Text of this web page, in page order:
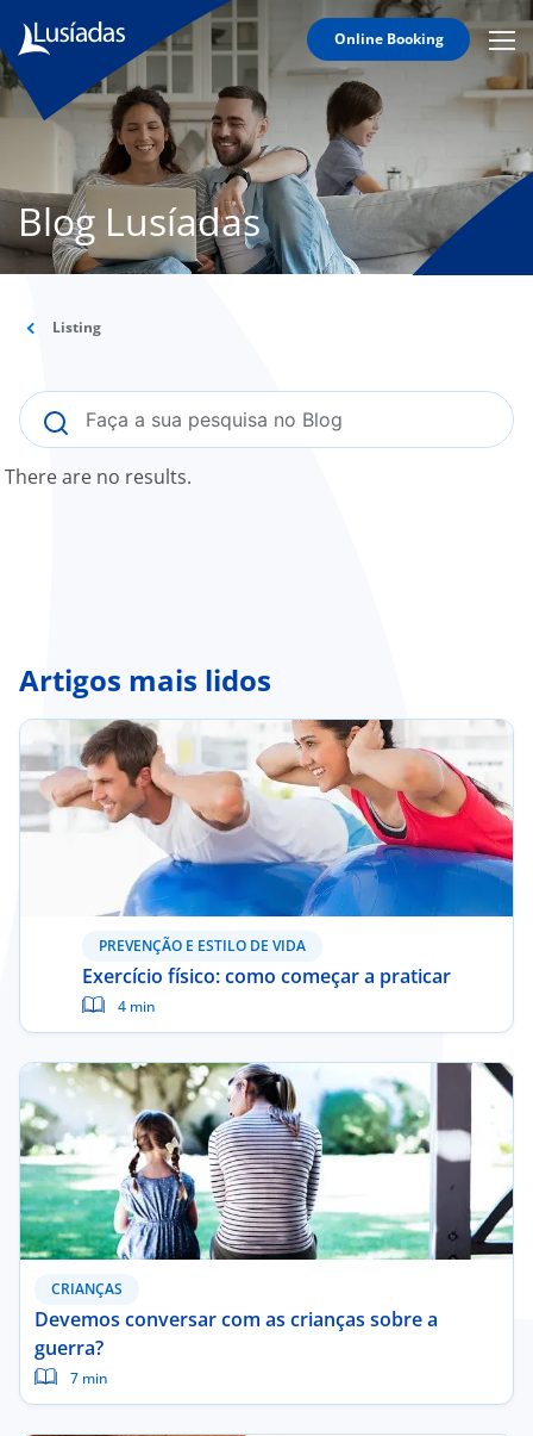
Online Booking
Icon
Lusíadas
Hospitals
and
Clinical
Staff
Agreements
us
us
EN
Blog Lusíadas
Listing
There are no results.
Artigos mais lidos
PREVENÇÃO E ESTILO DE VIDA
Exercício físico: como começar a praticar
4 min
CRIANÇAS
Devemos conversar com as crianças sobre a
guerra?
7 min